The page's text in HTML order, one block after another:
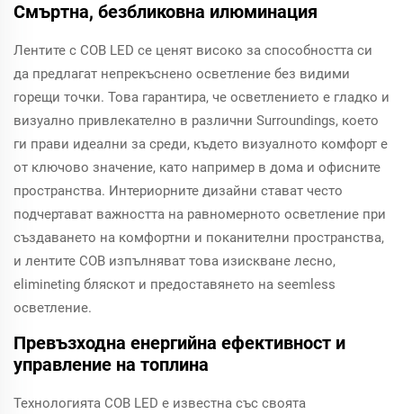
Смъртна, безбликовна илюминация
Лентите с COB LED се ценят високо за способността си
да предлагат непрекъснено осветление без видими
горещи точки. Това гарантира, че осветлението е гладко и
визуално привлекателно в различни Surroundings, което
ги прави идеални за среди, където визуалното комфорт е
от ключово значение, като например в дома и офисните
пространства. Интериорните дизайни стават често
подчертават важността на равномерното осветление при
създаването на комфортни и поканителни пространства,
и лентите COB изпълняват това изискване лесно,
elimineting бляскот и предоставянето на seemless
осветление.
Превъзходна енергийна ефективност и
управление на топлина
Технологията COB LED е известна със своята